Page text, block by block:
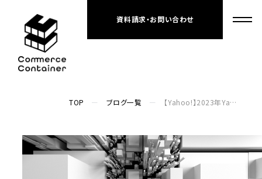
資料請求・お問い合わせ
TOP ブログ一覧 【Yahoo!】2023年Yahoo!ショッピングで起こることまとめ